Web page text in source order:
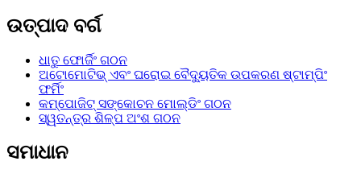
ଉତ୍ପାଦ ବର୍ଗ
ଧାତୁ ଫୋର୍ଜିଂ ଗଠନ
ଅଟୋମୋଟିଭ୍ ଏବଂ ଘରୋଇ ବୈଦ୍ୟୁତିକ ଉପକରଣ ଷ୍ଟାମ୍ପିଂ
ଫର୍ମିଂ
କମ୍ପୋଜିଟ୍ ସଙ୍କୋଚନ ମୋଲ୍ଡିଂ ଗଠନ
ସ୍ୱତନ୍ତ୍ର ଶିଳ୍ପ ଅଂଶ ଗଠନ
ସମାଧାନ